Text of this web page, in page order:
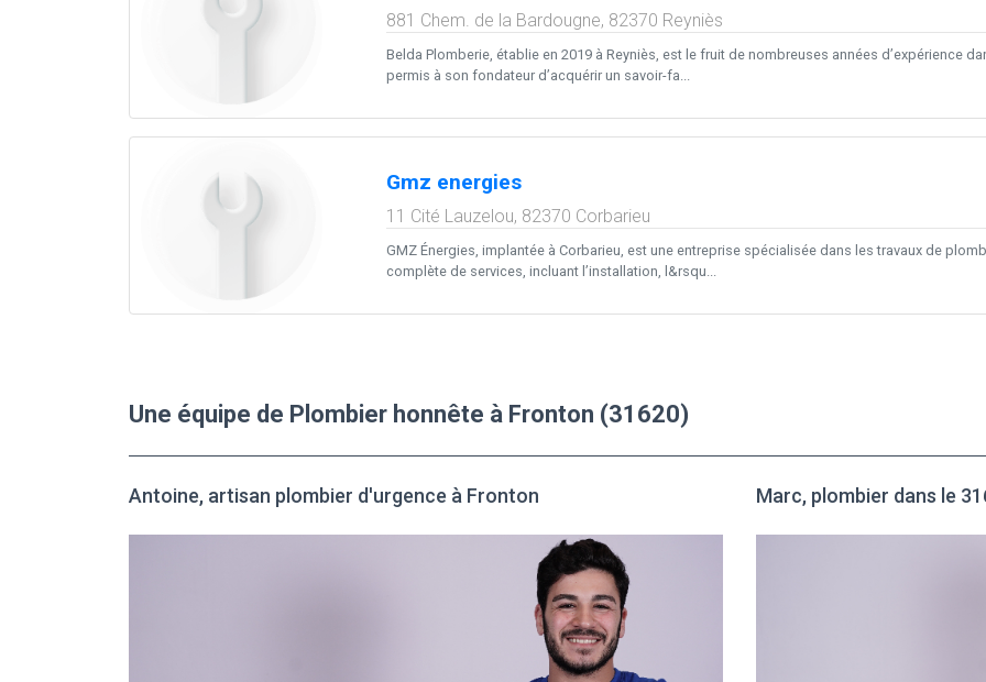
881 Chem. de la Bardougne, 82370 Reyniès
Belda Plomberie, établie en 2019 à Reyniès, est le fruit de nombreuses années d’expérience
permis à son fondateur d’acquérir un savoir-fa...
Gmz energies
11 Cité Lauzelou, 82370 Corbarieu
GMZ Énergies, implantée à Corbarieu, est une entreprise spécialisée dans les travaux de
complète de services, incluant l’installation, l&rsqu...
Une équipe de Plombier honnête à Fronton (31620)
Antoine, artisan plombier d'urgence à Fronton Marc, plombier dans le